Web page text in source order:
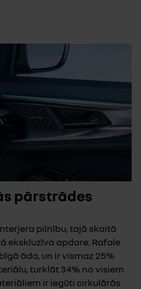
pārstrādes
pilnību, tajā skaitā
ekskluzīva apdare. Rafale
āda, un ir vismaz 25%
turklāt 34% no visiem
ir iegūti cirkulārās